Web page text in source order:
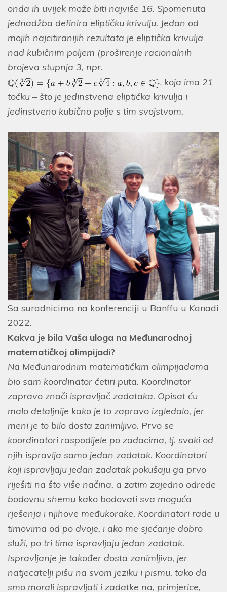
onda ih uvijek može biti najviše 16. Spomenuta
jednadžba definira eliptičku krivulju. Jedan od
mojih najcitiranijih rezultata je eliptička krivulja
nad kubičnim poljem (proširenje racionalnih
brojeva stupnja 3, npr.
, koja ima 21
točku – što je jedinstvena eliptička krivulja i
jedinstveno kubično polje s tim svojstvom.
Sa suradnicima na konferenciji u Banffu u Kanadi
2022.
Kakva je bila Vaša uloga na Međunarodnoj
matematičkoj olimpijadi?
Na Međunarodnim matematičkim olimpijadama
bio sam koordinator četiri puta. Koordinator
zapravo znači ispravljač zadataka. Opisat ću
malo detaljnije kako je to zapravo izgledalo, jer
meni je to bilo dosta zanimljivo. Prvo se
koordinatori raspodijele po zadacima, tj. svaki od
njih ispravlja samo jedan zadatak. Koordinatori
koji ispravljaju jedan zadatak pokušaju ga prvo
riješiti na što više načina, a zatim zajedno odrede
bodovnu shemu kako bodovati sva moguća
rješenja i njihove međukorake. Koordinatori rade u
timovima od po dvoje, i ako me sjećanje dobro
služi, po tri tima ispravljaju jedan zadatak.
Ispravljanje je također dosta zanimljivo, jer
natjecatelji pišu na svom jeziku i pismu, tako da
smo morali ispravljati i zadatke na, primjerice,